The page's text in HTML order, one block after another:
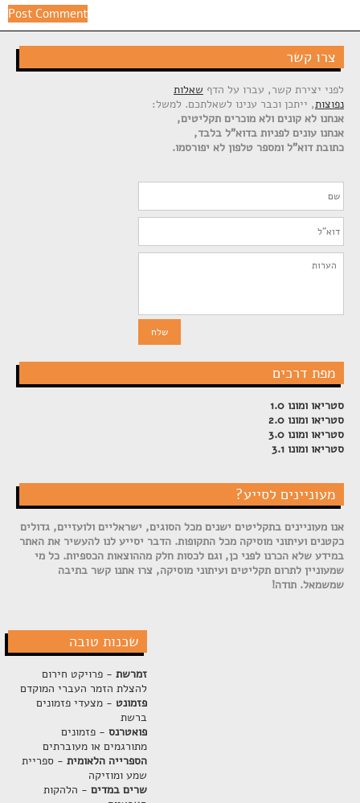
צרו קשר
לפני יצירת קשר, עברו על הדף שאלות
נפוצות, ייתכן וכבר ענינו לשאלתכם. למשל:
אנחנו לא קונים ולא מוכרים תקליטים,
אנחנו עונים לפניות בדוא"ל בלבד,
כתובת דוא"ל ומספר טלפון לא יפורסמו.
מפת דרכים
סטריאו ומונו 1.0
סטריאו ומונו 2.0
סטריאו ומונו 3.0
סטריאו ומונו 3.1
מעוניינים לסייע?
אנו מעוניינים בתקליטים ישנים מכל הסוגים, ישראליים ולועזיים, גדולים
כקטנים ועיתוני מוסיקה מכל התקופות. הדבר יסייע לנו להעשיר את האתר
במידע שלא הכרנו לפני כן, וגם לכסות חלק מההוצאות הכספיות. כל מי
שמעוניין לתרום תקליטים ועיתוני מוסיקה, צרו אתנו קשר בתיבה
שמשמאל. תודה!
שכנות טובה
זמרשת- פרויקט חירום
להצלת הזמר העברי המוקדם
פזמונט - מצעדי פזמונים
ברשת
פואטרנס- פזמונים
מתורגמים או מעוברתים
הספרייה הלאומית- ספריית
שמע ומוזיקה
שרים במדים- הלהקות